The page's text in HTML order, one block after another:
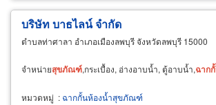
บริษัท บาธไลน์ จำกัด
ตำบลท่าศาลา อำเภอเมืองลพบุรี จังหวัดลพบุรี 15000
จำหน่ายสุขภัณฑ์,กระเบื้อง, อ่างอาบน้ำ, ตู้อาบน้ำ,ฉาก
หมวดหมู่ : ฉากกั้นห้องน้ำสุขภัณฑ์